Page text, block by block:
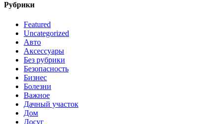
Рубрики
Featured
Uncategorized
Авто
Аксессуары
Без рубрики
Безопасность
Бизнес
Болезни
Важное
Дачный участок
Дом
Досуг